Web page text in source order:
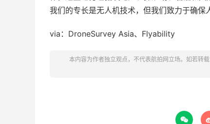
我们的专长是无人机技术，但我们致力于确保
via：DroneSurvey Asia、Flyability
本内容为作者独立观点，不代表航拍网立场。如若转载
